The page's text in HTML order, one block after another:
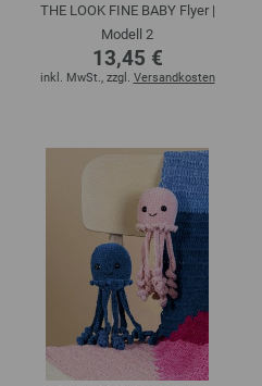
THE LOOK FINE BABY Flyer |
Modell 2
13,45 €
inkl. MwSt., zzgl. Versandkosten